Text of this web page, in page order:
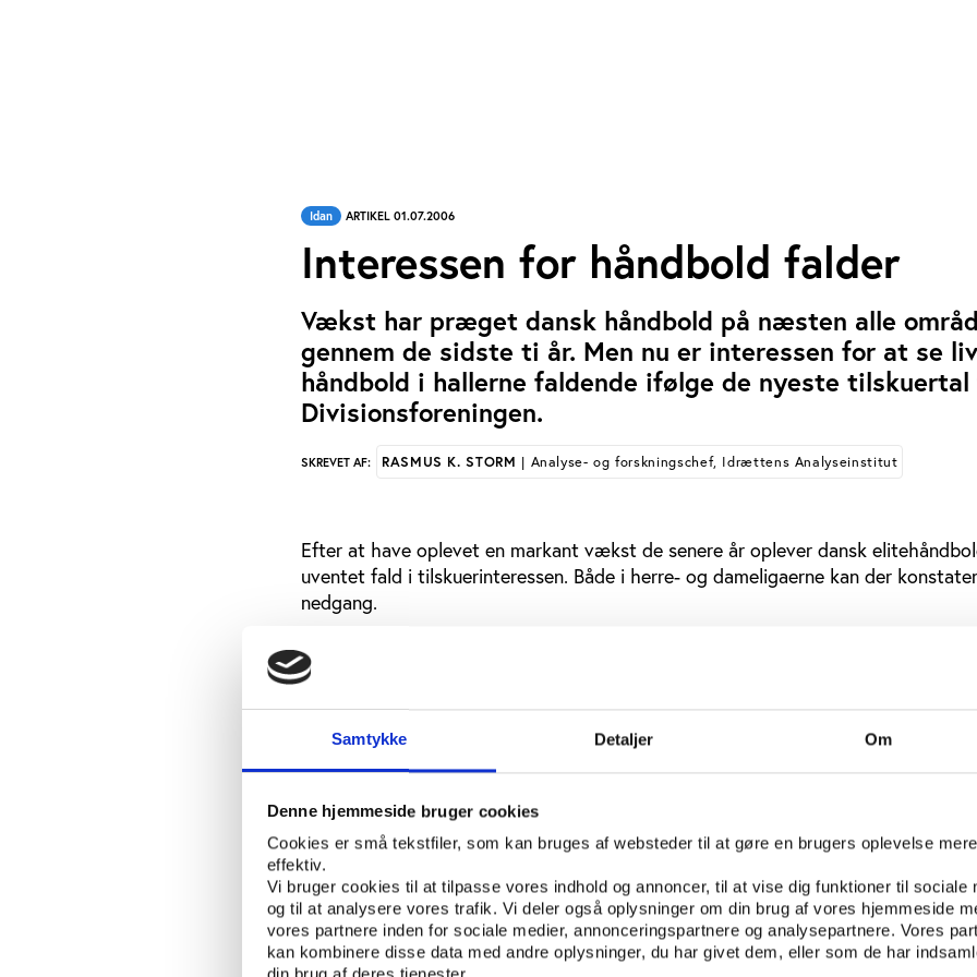
Samtykke Detaljer Om
Denne hjemmeside bruger cookies
Cookies er små tekstfiler, som kan bruges af websteder til at gøre en brugers oplevelse mere
effektiv.
Vi bruger cookies til at tilpasse vores indhold og annoncer, til at vise dig funktioner til sociale
og til at analysere vores trafik. Vi deler også oplysninger om din brug af vores hjemmeside
vores partnere inden for sociale medier, annonceringspartnere og analysepartnere. Vores
kan kombinere disse data med andre oplysninger, du har givet dem, eller som de har
Idan ARTIKEL 01.07.2006
Interessen for håndbold falder
Vækst har præget dansk håndbold på næsten alle
gennem de sidste ti år. Men nu er interessen for at se
håndbold i hallerne faldende ifølge de nyeste tilskuertal
Divisionsforeningen.
SKREVET AF: RASMUS K. STORM | Analyse- og forskningschef, Idrættens Analyseinstitut
Efter at have oplevet en markant vækst de senere år oplever dansk
uventet fald i tilskuerinteressen. Både i herre- og dameligaerne kan der
nedgang.
I Toms-ligaen mødte 214.000 tilskuere op i sæsonen 2005/2006 mod 239.458
sæsonen 2004/2005. Det svarer til en gennemsnitlig nedgang pr. kamp på godt
I Herrehåndboldligaen var det særligt slutspillet, der skuffede. På trods af høj
grundspillet, der kun havde en nedgang på én procent.
Dette beskedne fald skyldes hovedsagelig Bjerringbro-Silkeborg, der
haft succes med klubsammenlægningen.
Således har man i modsætning til størstedelen af de øvrige klubbers nedgang
vækst i tilskuerinteressen på hele 109 procent siden sidste sæson. Århus GF